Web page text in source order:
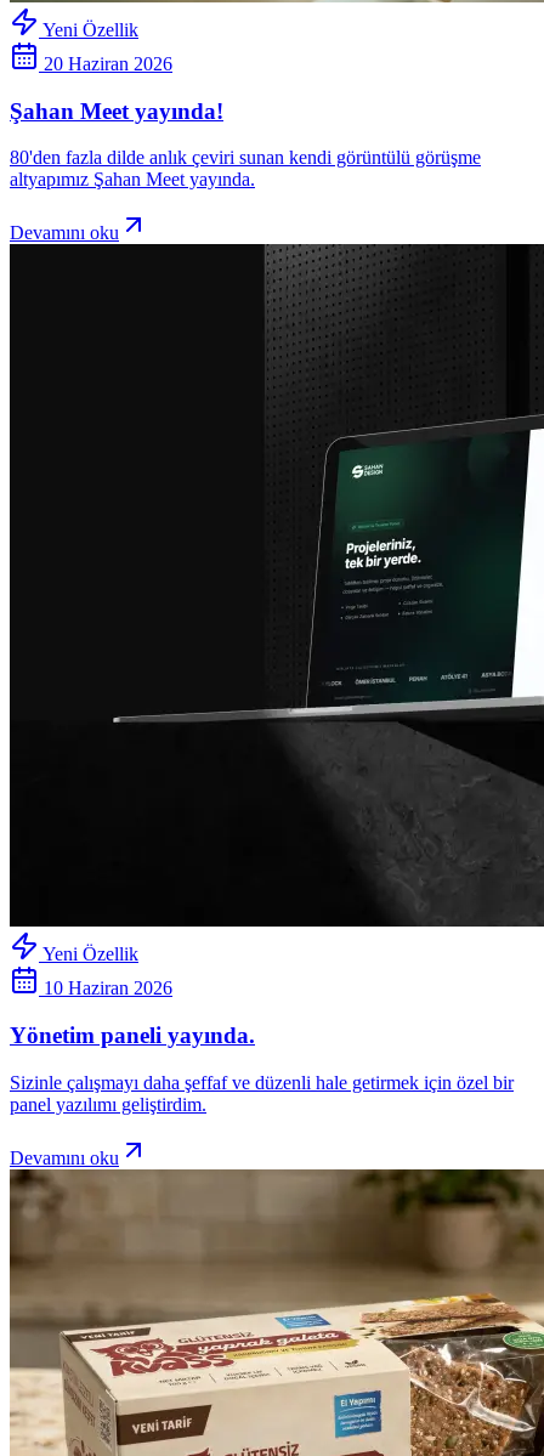
Yeni Özellik
20 Haziran 2026
Şahan Meet yayında!
80'den fazla dilde anlık çeviri sunan kendi görüntülü görüşme
altyapımız Şahan Meet yayında.
Devamını oku
Yeni Özellik
10 Haziran 2026
Yönetim paneli yayında.
Sizinle çalışmayı daha şeffaf ve düzenli hale getirmek için özel bir
panel yazılımı geliştirdim.
Devamını oku